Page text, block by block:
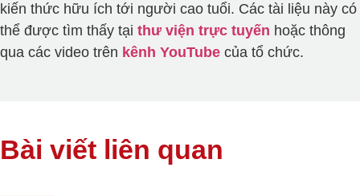
kiến thức hữu ích tới người cao tuổi. Các tài liệu này có
thể được tìm thấy tại thư viện trực tuyến hoặc thông
qua các video trên kênh YouTube của tổ chức.
Bài viết liên quan